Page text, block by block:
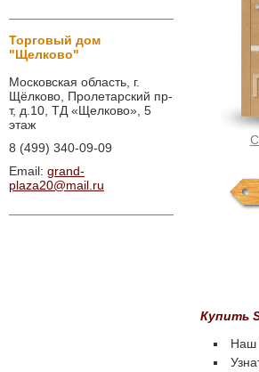
Торговый дом
"Щелково"
Московская область, г.
Щёлково, Пролетарский пр-
т, д.10, ТД «Щелково», 5
этаж
8 (499) 340-09-09
Email: grand-
plaza20@mail.ru
Купить
Наш